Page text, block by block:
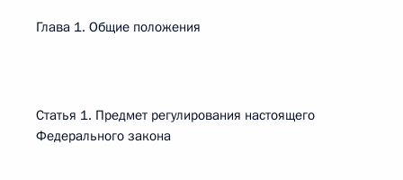
Глава 1. Общие положения
Статья 1. Предмет регулирования настоящего
Федерального закона